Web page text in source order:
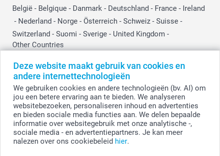
Deze website maakt gebruik van cookies en
andere internettechnologieën
We gebruiken cookies en andere technologieën (bv. AI) om
jou een betere ervaring aan te bieden. We analyseren
websitebezoeken, personaliseren inhoud en advertenties
en bieden sociale media functies aan. We delen bepaalde
informatie over websitegebruik met onze analytische -,
sociale media - en advertentiepartners. Je kan meer
nalezen over ons cookiebeleid hier.
België - Belgique - Danmark - Deutschland - France - Ireland
- Nederland - Norge - Österreich - Schweiz - Suisse -
Switzerland - Suomi - Sverige - United Kingdom -
Other Countries
© smartphoto group. Alle rechten voorbehouden.Disclaimer
Alle prijzen zijn in EURO (€) inclusief BTW en exclusief verzendkosten.